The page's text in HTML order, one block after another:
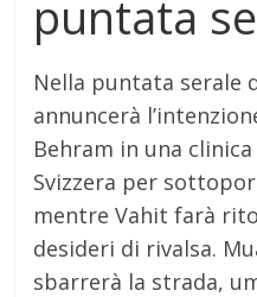
puntata
Nella puntata serale
annuncerà
Behram in una
Svizzera per
mentre Vahit farà
desideri di rivalsa.
sbarrerà la strada,